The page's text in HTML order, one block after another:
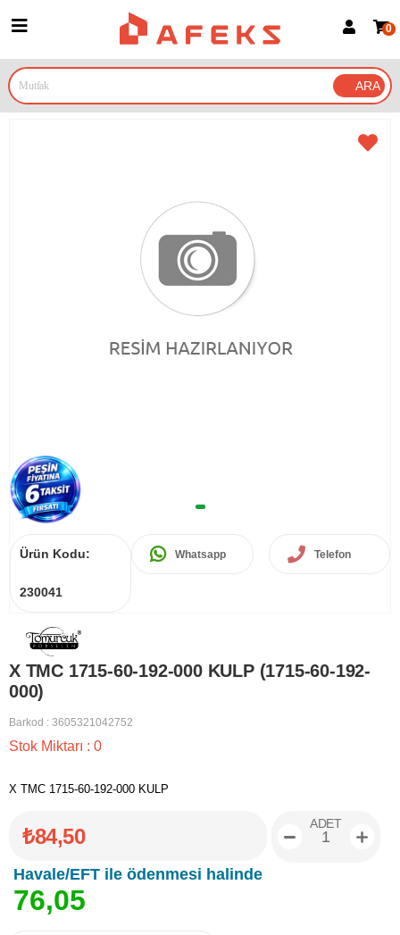
Google İle Bağlan
0
Ürün Kodu:
230041
Whatsapp Telefon
X TMC 1715-60-192-000 KULP (1715-60-192-
000)
Barkod : 3605321042752
Stok Miktarı : 0
X TMC 1715-60-192-000 KULP
₺84,50
Havale/EFT ile ödenmesi halinde
76,05
ADET